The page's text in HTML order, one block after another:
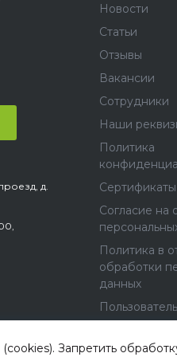
Запретить
д.
Новости
Статьи
Отзывы
Вакансии
Сотрудники
Наши
Политика
Сертификаты
Согласие на
Политика в
обработки
данных
соглашение